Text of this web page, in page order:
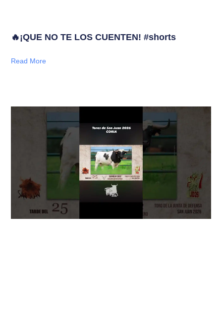
🔥¡QUE NO TE LOS CUENTEN! #shorts
Read More